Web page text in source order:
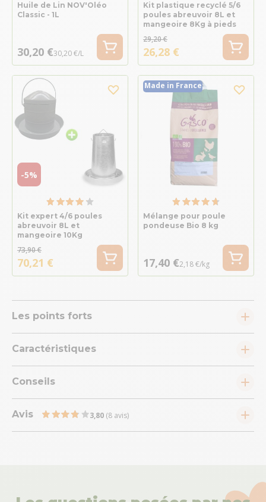
Huile de Lin NOV'Oléo
Classic - 1L
30,20 €30,20 €/L
Kit plastique recyclé 5/6
poules abreuvoir 8L et
mangeoire 8Kg à pieds
29,20 €
26,28 €
-5%
Kit expert 4/6 poules
abreuvoir 8L et
mangeoire 10Kg
73,90 €
70,21 €
Made in France
Mélange pour poule
pondeuse Bio 8 kg
17,40 €2,18 €/kg
Les points forts
Caractéristiques
Conseils
Avis 3,80 (8 avis)